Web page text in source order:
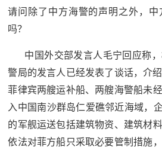
库
防
智
库
模
范
退
请问除了中方海警的声明之外，
吗？
中国外交部发言人毛宁回应称
警局的发言人已经发表了谈话，介
菲律宾两艘运补船、两艘海警船未
入中国南沙群岛仁爱礁邻近海域，
的军舰运送包括建筑物资、建筑材
依法对菲方船只采取必要管制措施